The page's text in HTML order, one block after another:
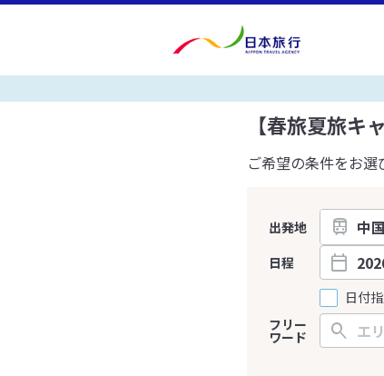
【春旅夏旅
ご希望の条件をお選
出発地
日程
日付
フリー
ワード